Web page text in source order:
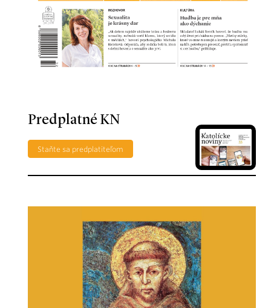
Predplatné KN
Staňte sa predplatiteľom